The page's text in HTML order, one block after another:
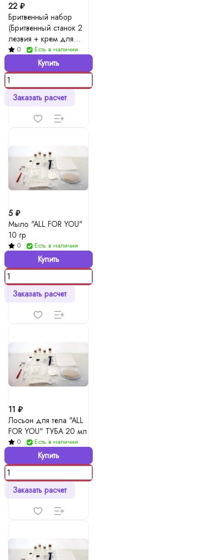
22 ₽
Бритвенный набор
(Бритвенный станок 2
лезвия + крем для
бритья в тубе 10 гр)
0 Есть в наличии
Купить
Заказать расчет
5 ₽
Мыло "ALL FOR YOU"
10 гр
0 Есть в наличии
Купить
Заказать расчет
11 ₽
Лосьон для тела "ALL
FOR YOU" ТУБА 20 мл
0 Есть в наличии
Купить
Заказать расчет